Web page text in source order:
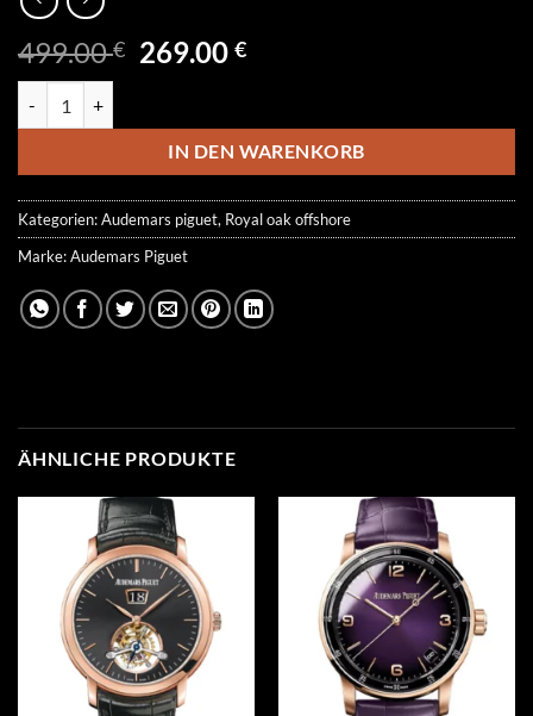
499.00€ Ursprünglicher
499.00 €
269.00€Aktueller
269.00 €.
IN DEN WARENKORB
Kategorien:Audemars piguet, Royal oak offshore
Marke:Audemars Piguet
ÄHNLICHE PRODUKTE